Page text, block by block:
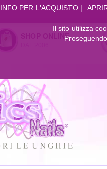
INFO PER L'ACQUISTO
SHOP ONLINE
Il sito utilizza